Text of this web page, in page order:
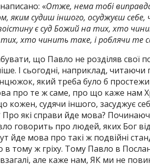
«Отже, нема тобі
яким судиш іншого, осуджуєш
є суд Божий на тих, хто
хто чинить таке‚ і роблячи те
що Павло не розділяв свої
І сьогодні, наприклад,
який треба було б
про те ж саме, про що каже нам
кожен, судячи іншого, засуджує
які справи йде мова?
говорить про людей, яких Бог
йде мова про такі ж подвійні
в тому ж гріху. Тому Павло в
але каже нам, ЯК ми не